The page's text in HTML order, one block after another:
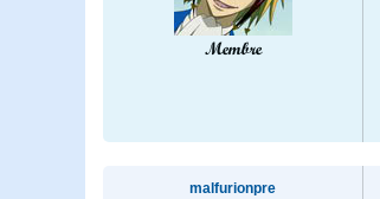
Membre
malfurionpre